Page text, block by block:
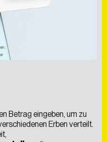
Betrag eingeben, um zu
Erben verteilt.